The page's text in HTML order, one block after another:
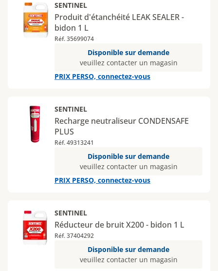
SENTINEL
Produit d'étanchéité LEAK SEALER -
bidon 1 L
Réf. 35699074
Disponible sur demande
veuillez contacter un magasin
PRIX PERSO, connectez-vous
SENTINEL
Recharge neutraliseur CONDENSAFE
PLUS
Réf. 49313241
Disponible sur demande
veuillez contacter un magasin
PRIX PERSO, connectez-vous
SENTINEL
Réducteur de bruit X200 - bidon 1 L
Réf. 37404292
Disponible sur demande
veuillez contacter un magasin